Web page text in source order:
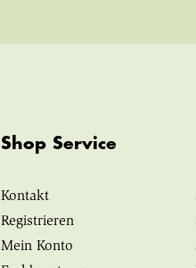
Shop Service
Kontakt
Registrieren
Mein Konto